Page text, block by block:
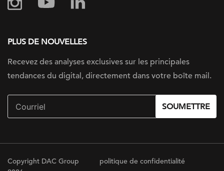
PLUS DE NOUVELLES
Recevez des analyses exclusives sur les principales
tendances du digital, directement dans votre boîte mail.
SOUMETTRE
Copyright DAC Group
politique de confidentialité